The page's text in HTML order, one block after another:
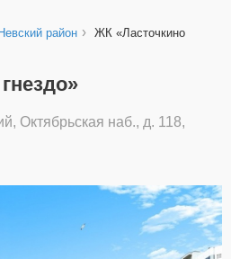
Невский район › ЖК «Ласточкино
Октябрьская наб., д. 118,